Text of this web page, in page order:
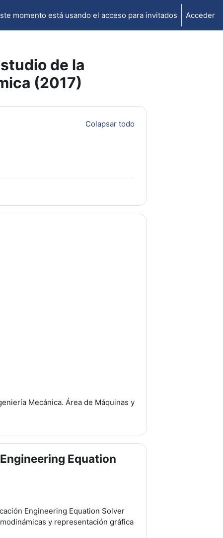
momento está usando el acceso para invitados Acceder
de la
(2017)
Colapsar todo
Mecánica. Área de Máquinas y
Equation
Engineering Equation Solver
y representación gráfica